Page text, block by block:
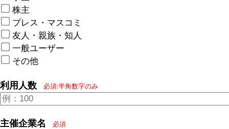
株主
プレス・マスコミ
友人・親族・知人
一般ユーザー
その他
利用人数 必須:半角数字のみ
主催企業名 必須